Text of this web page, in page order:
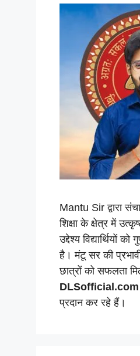
Mantu Sir द्वारा
शिक्षा के क्षेत्र में
उद्देश्य विद्यार्थियों को
है। मंटू सर की
छात्रों को सफलता
DLSofficial.com
प्रदान कर रहे हैं।